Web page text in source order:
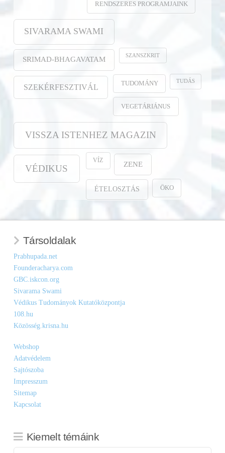
RENDSZERES PROGRAMJAINK
SIVARAMA SWAMI
SRIMAD-BHAGAVATAM SZANSZKRIT
SZEKÉRFESZTIVÁL TUDOMÁNY TUDÁS
VEGETÁRIÁNUS
VISSZA ISTENHEZ MAGAZIN
VÉDIKUS
VÍZ ZENE
ÉTELOSZTÁS ÖKO
Társoldalak
Prabhupada.net
Founderacharya.com
GBC.iskcon.org
Sivarama Swami
Védikus Tudományok Kutatóközpontja
108.hu
Közösség.krisna.hu
Webshop
Adatvédelem
Sajtószoba
Impresszum
Sitemap
Kapcsolat
Kiemelt témáink